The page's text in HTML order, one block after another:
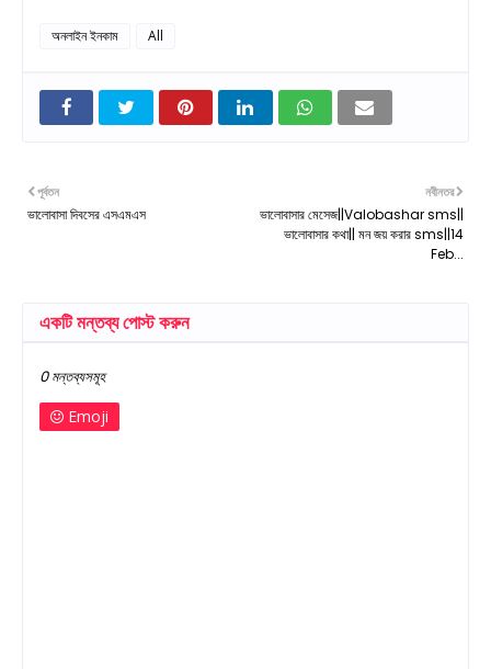
অনলাইন ইনকাম All
নবীনতর
ভালোবাসার মেসেজ||Valobashar sms||
ভালোবাসার কথা|| মন জয় করার sms||14
Feb...
পূর্বতন
ভালোবাসা দিবসের এসএমএস
একটি মন্তব্য পোস্ট করুন
0 মন্তব্যসমূহ
Emoji